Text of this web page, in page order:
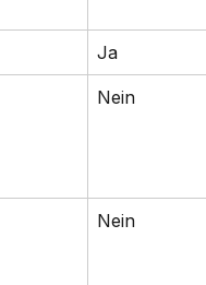
Ja
Nein
Nein